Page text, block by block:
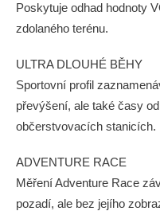
Poskytuje odhad hodnoty
zdolaného terénu.
ULTRA DLOUHÉ BĚHY
Sportovní profil
převýšení, ale také časy
občerstvovacích stanicích.
ADVENTURE RACE
Měření Adventure Race
pozadí, ale bez jejího